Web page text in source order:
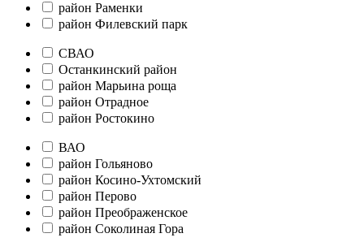
район Раменки
район Филевский парк
СВАО
Останкинский район
район Марьина роща
район Отрадное
район Ростокино
ВАО
район Гольяново
район Косино-Ухтомский
район Перово
район Преображенское
район Соколиная Гора